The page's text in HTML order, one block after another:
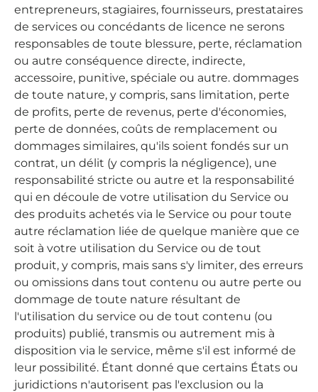
entrepreneurs, stagiaires, fournisseurs, prestataires
de services ou concédants de licence ne serons
responsables de toute blessure, perte, réclamation
ou autre conséquence directe, indirecte,
accessoire, punitive, spéciale ou autre. dommages
de toute nature, y compris, sans limitation, perte
de profits, perte de revenus, perte d'économies,
perte de données, coûts de remplacement ou
dommages similaires, qu'ils soient fondés sur un
contrat, un délit (y compris la négligence), une
responsabilité stricte ou autre et la responsabilité
qui en découle de votre utilisation du Service ou
des produits achetés via le Service ou pour toute
autre réclamation liée de quelque manière que ce
soit à votre utilisation du Service ou de tout
produit, y compris, mais sans s'y limiter, des erreurs
ou omissions dans tout contenu ou autre perte ou
dommage de toute nature résultant de
l'utilisation du service ou de tout contenu (ou
produits) publié, transmis ou autrement mis à
disposition via le service, même s'il est informé de
leur possibilité. Étant donné que certains États ou
juridictions n'autorisent pas l'exclusion ou la